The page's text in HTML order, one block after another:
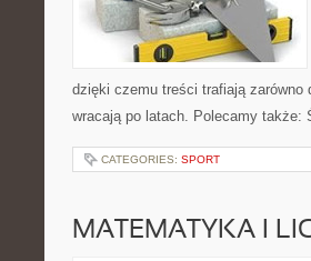
dzięki czemu treści trafiają
wracają po latach. Polecamy
CATEGORIES: SPORT
MATEMATYKA I